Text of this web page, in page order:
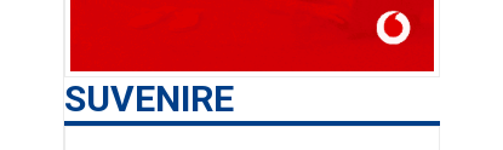
SUVENIRE